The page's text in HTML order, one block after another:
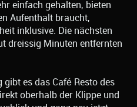
einfach gehalten, bieten
Aufenthalt braucht,
inklusive. Die nächsten
dreissig Minuten entfernten
es das Café Resto des
oberhalb der Klippe und